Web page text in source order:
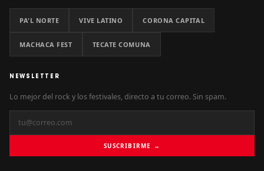
PA'L NORTE VIVE LATINO CORONA CAPITAL
MACHACA FEST TECATE COMUNA
NEWSLETTER
Lo mejor del rock y los festivales, directo a tu correo. Sin spam.
SUSCRIBIRME →